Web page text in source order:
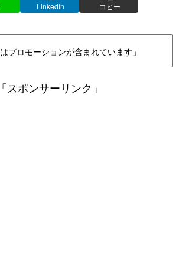
LinkedIn コピー
プロモーションが含まれています」
「スポンサーリンク」